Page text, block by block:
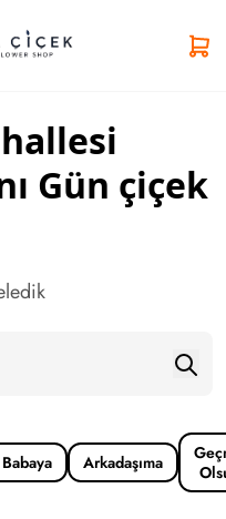
Gün çiçek
Babaya Arkadaşıma